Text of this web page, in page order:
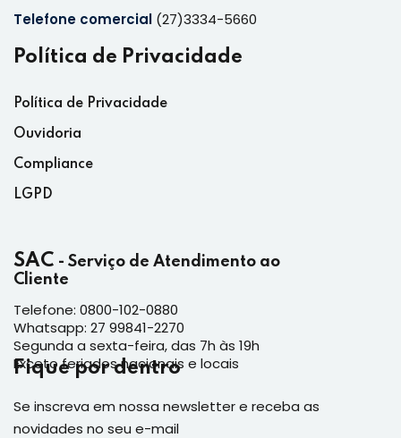
Telefone comercial (27)3334-5660
Política de Privacidade
Política de Privacidade
Ouvidoria
Compliance
LGPD
SAC - Serviço de Atendimento ao
Cliente
Telefone: 0800-102-0880
Whatsapp: 27 99841-2270
Segunda a sexta-feira, das 7h às 19h
Exceto feriados nacionais e locais
Fique por dentro
Se inscreva em nossa newsletter e receba as
novidades no seu e-mail